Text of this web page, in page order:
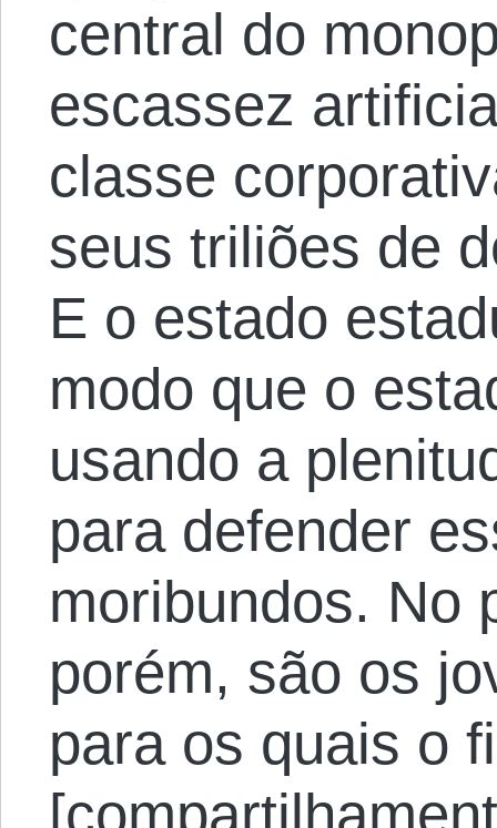
central do
escassez
classe
seus triliões de
E o estado
modo que o
usando a
para defender
moribundos. No
porém, são os
para os quais o